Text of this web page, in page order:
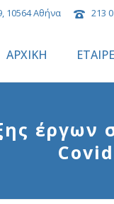
10564 Αθήνα 213
ΑΡΧΙΚΗ
έργων